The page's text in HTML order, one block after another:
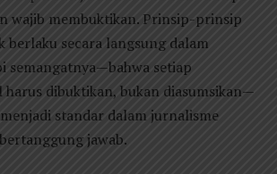
wajib membuktikan. Prinsip-prinsip
secara langsung dalam
semangatnya—bahwa setiap
harus dibuktikan, bukan diasumsikan—
standar dalam jurnalisme
jawab.